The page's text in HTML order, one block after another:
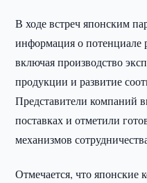
В ходе встреч японским
информация о потенциале
включая производство
продукции и развитие
Представители компаний
поставках и отметили
механизмов
Отмечается, что